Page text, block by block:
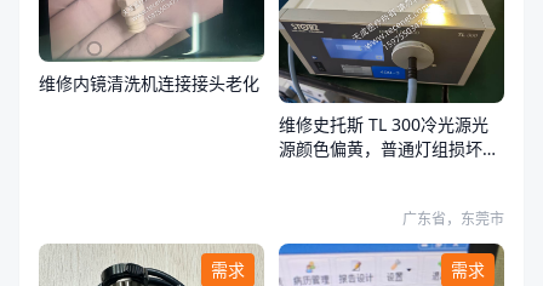
维修内镜清洗机连接接头老化
维修史托斯 TL 300冷光源光
源颜色偏黄，普通灯组损坏，
广东省，东莞市
需求 需求